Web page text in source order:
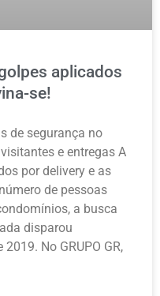
aplicados
se!
de segurança no
e entregas A
por delivery e as
de pessoas
a busca
disparou
No GRUPO GR,